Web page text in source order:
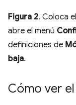
Figura 2. Coloca
abre el menú
definiciones de
baja.
Cómo ver